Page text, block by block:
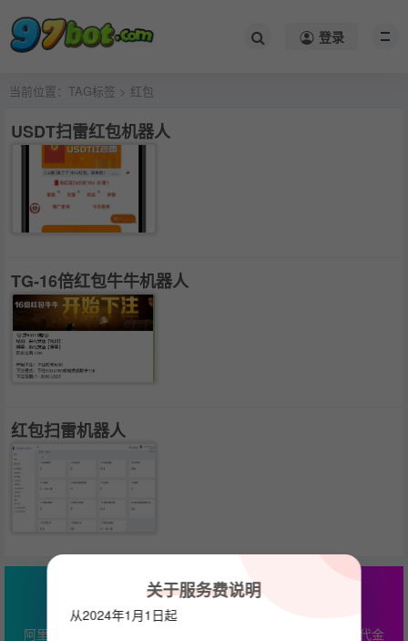
登录
当前位置： TAG标签 > 红包
USDT扫雷红包机器人
TG-16倍红包牛牛机器人
红包扫雷机器人
最高￥2000云产品通用代金券
阿里云专属优惠，本站服务器推荐，最高￥2000云产品通用代金
关于服务费说明
从2024年1月1日起